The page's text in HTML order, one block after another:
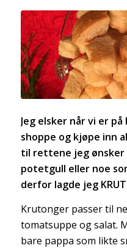
Jeg elsker når vi er
shoppe og kjøpe inn
til rettene jeg ønsker
potetgull eller noe
derfor lagde jeg
Krutonger passer til
tomatsuppe og salat.
bare pappa som likte